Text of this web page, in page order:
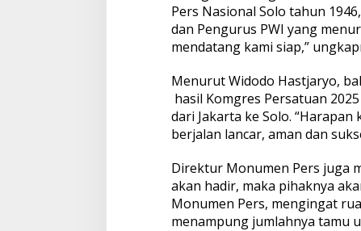
Pers Nasional Solo tahun
dan Pengurus PWI yang
mendatang kami siap,”
Menurut Widodo Hastjaryo,
hasil Komgres Persatuan
dari Jakarta ke Solo.
berjalan lancar, aman dan
Direktur Monumen Pers juga
akan hadir, maka pihaknya
Monumen Pers, mengingat
menampung jumlahnya tamu